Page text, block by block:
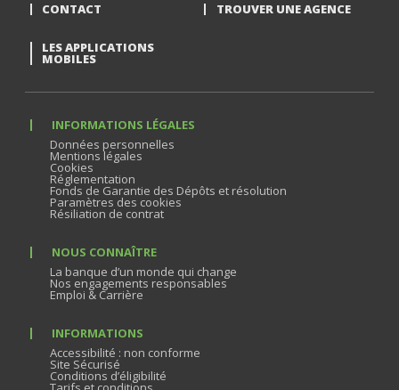
CONTACT TROUVER UNE AGENCE
LES APPLICATIONS
MOBILES
INFORMATIONS LÉGALES
Données personnelles
Mentions légales
Cookies
Réglementation
Fonds de Garantie des Dépôts et résolution
Paramètres des cookies
Résiliation de contrat
NOUS CONNAÎTRE
La banque d’un monde qui change
Nos engagements responsables
Emploi & Carrière
INFORMATIONS
Accessibilité : non conforme
Site Sécurisé
Conditions d’éligibilité